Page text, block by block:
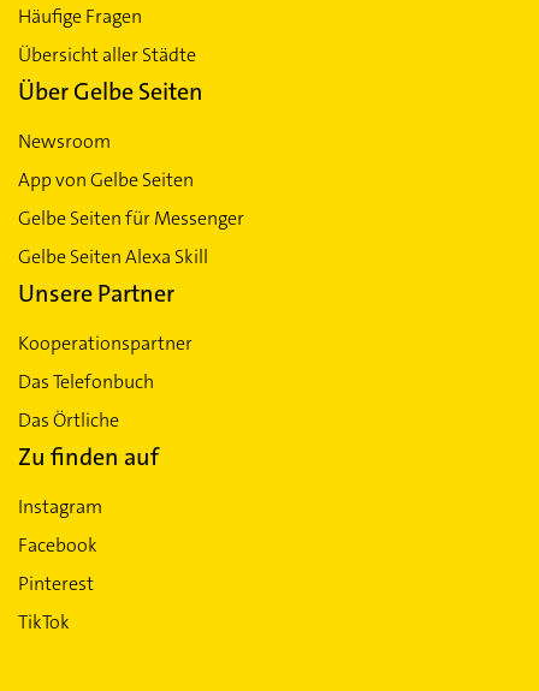
Häufige Fragen
Übersicht aller Städte
Über Gelbe Seiten
Newsroom
App von Gelbe Seiten
Gelbe Seiten für Messenger
Gelbe Seiten Alexa Skill
Unsere Partner
Kooperationspartner
Das Telefonbuch
Das Örtliche
Zu finden auf
Instagram
Facebook
Pinterest
TikTok